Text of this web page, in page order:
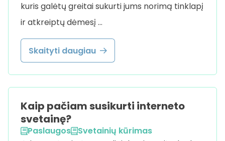
kuris galėtų greitai sukurti jums norimą tinklapį
ir atkreiptų dėmesį …
Skaityti daugiau
Kaip pačiam susikurti interneto
svetainę?
Paslaugos
Svetainių kūrimas